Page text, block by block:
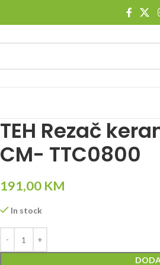
TEH Rezač
CM- TTC0800
191,00 KM
In stock